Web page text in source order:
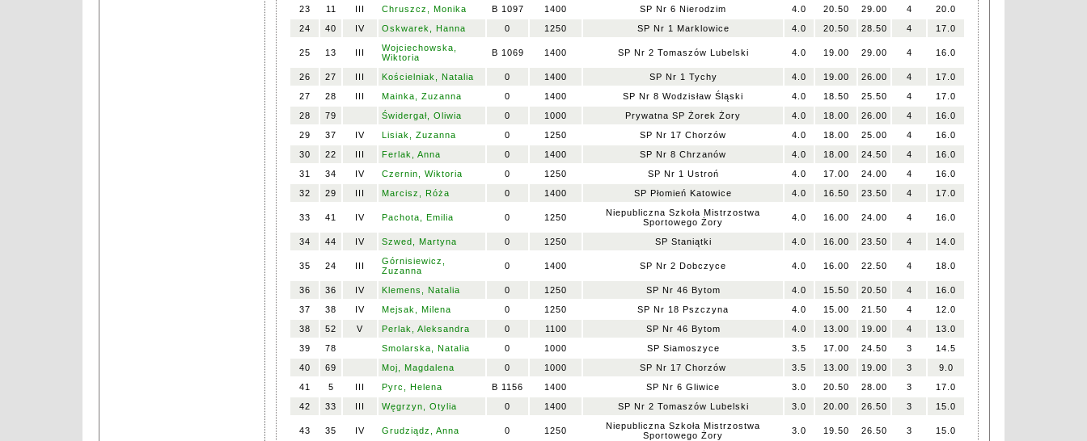
23
11 III Chruszcz, Monika B 1097 1400 SP Nr 6 Nierodzim 4.0 20.50 29.00 4
20.0
24
40 IV Oskwarek, Hanna 0 1250 SP Nr 1 Marklowice 4.0 20.50 28.50 4 17.0
25 13 III
Wojciechowska,
Wiktoria
B 1069 1400 SP Nr 2 Tomaszów Lubelski 4.0 19.00 29.00 4 16.0
26 27 III Kościelniak, Natalia 0 1400 SP Nr 1 Tychy 4.0 19.00 26.00 4
17.0
27
28 III Mainka, Zuzanna 0 1400 SP Nr 8 Wodzisław Śląski 4.0 18.50 25.50 4
17.0
28
79 Świdergał, Oliwia 0 1000 Prywatna SP Żorek Żory 4.0 18.00 26.00 4
16.0
29
37 IV Lisiak, Zuzanna 0 1250 SP Nr 17 Chorzów 4.0 18.00 25.00 4
16.0
30
22 III Ferlak, Anna 0 1400 SP Nr 8 Chrzanów 4.0 18.00 24.50 4
16.0
31
34 IV Czernin, Wiktoria 0 1250 SP Nr 1 Ustroń 4.0 17.00 24.00 4
16.0
32
29 III Marcisz, Róża 0 1400 SP Płomień Katowice 4.0 16.50 23.50 4 17.0
33 41 IV Pachota, Emilia 0 1250
Niepubliczna Szkoła Mistrzostwa
Sportowego Żory
4.0 16.00 24.00 4 16.0
34 44 IV Szwed, Martyna 0 1250 SP Staniątki 4.0 16.00 23.50 4 14.0
35 24 III
Górnisiewicz,
Zuzanna
0 1400 SP Nr 2 Dobczyce 4.0 16.00 22.50 4 18.0
36 36 IV Klemens, Natalia 0 1250 SP Nr 46 Bytom 4.0 15.50 20.50 4
16.0
37
38 IV Mejsak, Milena 0 1250 SP Nr 18 Pszczyna 4.0 15.00 21.50 4
12.0
38
52 V Perlak, Aleksandra 0 1100 SP Nr 46 Bytom 4.0 13.00 19.00 4
13.0
39
78 Smolarska, Natalia 0 1000 SP Siamoszyce 3.5 17.00 24.50 3
14.5
40
69 Moj, Magdalena 0 1000 SP Nr 17 Chorzów 3.5 13.00 19.00 3
9.0
41
5 III Pyrc, Helena B 1156 1400 SP Nr 6 Gliwice 3.0 20.50 28.00 3
17.0
42
33 III Węgrzyn, Otylia 0 1400 SP Nr 2 Tomaszów Lubelski 3.0 20.00 26.50 3 15.0
43 35 IV Grudziądz, Anna 0 1250
Niepubliczna Szkoła Mistrzostwa
Sportowego Żory
3.0 19.50 26.50 3 15.0